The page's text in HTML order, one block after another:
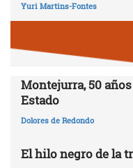
Yuri Martins-Fontes
Montejurra, 50
Estado
Dolores de Redondo
El hilo negro de la